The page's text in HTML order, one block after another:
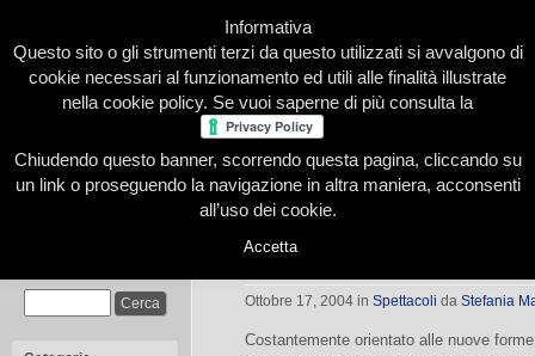
Home Presentazione Redazione Le nostre firme
Immaginario
Ottobre 17, 2004 in Spettacoli da Stefania
Costantemente orientato alle nuove
Informativa
Questo sito o gli strumenti terzi da questo utilizzati si avvalgono di
cookie necessari al funzionamento ed utili alle finalità illustrate
nella cookie policy. Se vuoi saperne di più consulta la
Chiudendo questo banner, scorrendo questa pagina, cliccando su
un link o proseguendo la navigazione in altra maniera, acconsenti
all’uso dei cookie.
Accetta